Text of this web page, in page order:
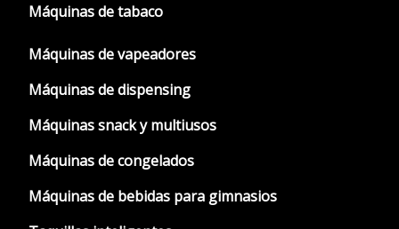
Máquinas de tabaco
Máquinas de vapeadores
Máquinas de dispensing
Máquinas snack y multiusos
Máquinas de congelados
Máquinas de bebidas para gimnasios